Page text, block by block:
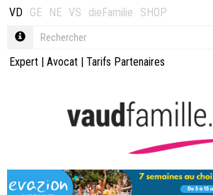
VD GE NE VS dieFamilie SHOP
Expert | Avocat | Tarifs Partenaires